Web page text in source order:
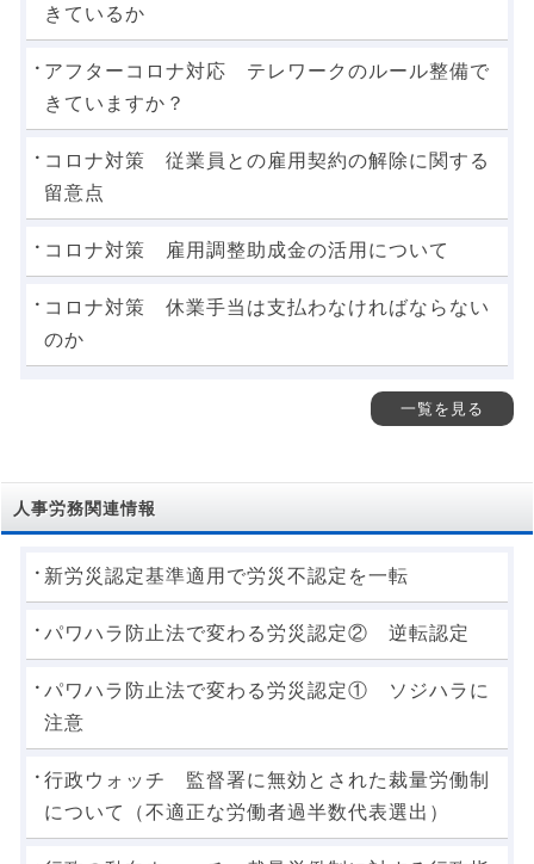
きているか
アフターコロナ対応 テレワークのルール整備で
きていますか？
コロナ対策 従業員との雇用契約の解除に関する
留意点
コロナ対策 雇用調整助成金の活用について
コロナ対策 休業手当は支払わなければならない
のか
一覧を見る
人事労務関連情報
新労災認定基準適用で労災不認定を一転
パワハラ防止法で変わる労災認定② 逆転認定
パワハラ防止法で変わる労災認定① ソジハラに
注意
行政ウォッチ 監督署に無効とされた裁量労働制
について（不適正な労働者過半数代表選出）